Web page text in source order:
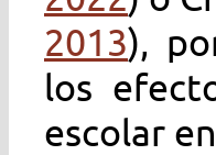
2013),
los
escolar